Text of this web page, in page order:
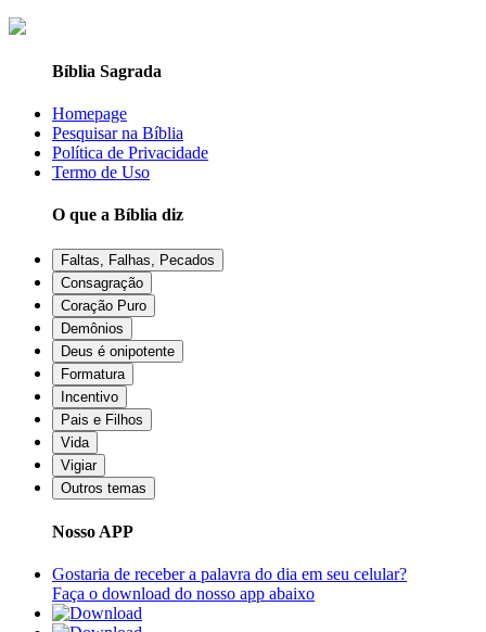
Bíblia Sagrada
Homepage
Pesquisar na Bíblia
Política de Privacidade
Termo de Uso
O que a Bíblia diz
Faltas, Falhas, Pecados
Consagração
Coração Puro
Demônios
Deus é onipotente
Formatura
Incentivo
Pais e Filhos
Vida
Vigiar
Outros temas
Nosso APP
Gostaria de receber a palavra do dia em seu celular?
Faça o download do nosso app abaixo